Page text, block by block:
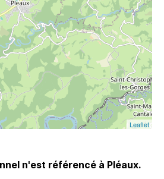
Leaflet
n'est référencé à Pléaux.